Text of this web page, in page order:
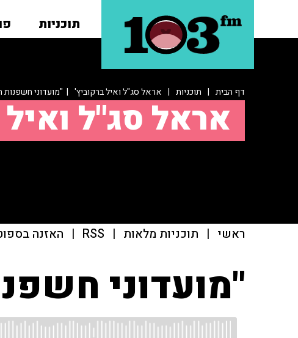
תוכניות
דף הבית | תוכניות | אראל סג"ל ואיל ברקוביץ' | "מועדוני
אראל סג"ל ואיל
ראשי | תוכניות מלאות |
RSS
| האזנה
"מועדוני